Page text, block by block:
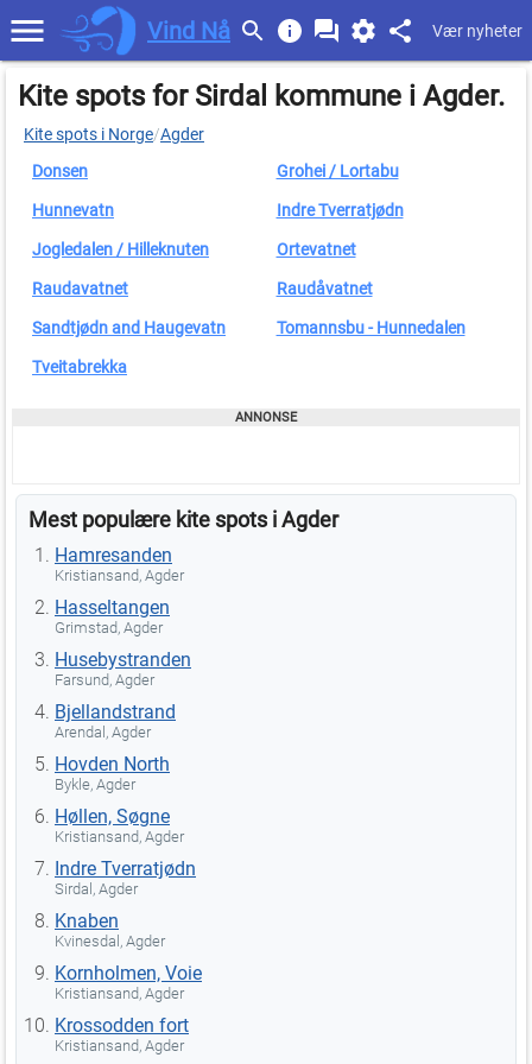
Vind Nå Vær nyheter
Kite spots for Sirdal kommune i Agder.
Kite spots i Norge/Agder
Donsen
Grohei / Lortabu
Hunnevatn Indre Tverratjødn
Jogledalen / Hilleknuten Ortevatnet
Raudavatnet Raudåvatnet
Sandtjødn and Haugevatn Tomannsbu - Hunnedalen
Tveitabrekka
Mest populære kite spots i Agder
Hamresanden
Kristiansand, Agder
Hasseltangen
Grimstad, Agder
Husebystranden
Farsund, Agder
Bjellandstrand
Arendal, Agder
Hovden North
Bykle, Agder
Høllen, Søgne
Kristiansand, Agder
Indre Tverratjødn
Sirdal, Agder
Knaben
Kvinesdal, Agder
Kornholmen, Voie
Kristiansand, Agder
Krossodden fort
Kristiansand, Agder